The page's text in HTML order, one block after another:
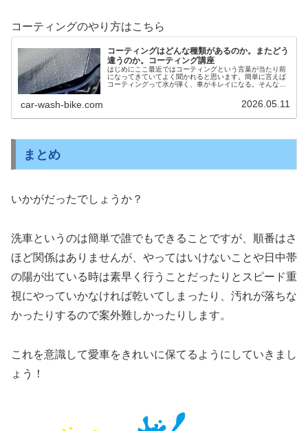
コーティングのやり方はこちら
コーティングはどんな種類があるのか。またどう
違うのか。コーティング講座
はじめにここ最近ではコーティングという言葉が当たり前
になってきていてよく聞かれると思います。簡単に言えば
コーティングって水が弾く、車がキレイになる。そんな感
car-wash-bike.com 2026.05.11
まとめ
いかがだったでしょうか？
洗車というのは簡単で誰でもできることですが、順番はさ
ほど関係はありませんが、やってはいけないことや日中帯
の陽が出ている時は素早く行うことだったりとスピード重
視にやっていかなければ乾いてしまったり、汚れが落ちな
かったりするので案外難しかったりします。
これを意識して愛車をきれいに保てるようにしていきまし
ょう！